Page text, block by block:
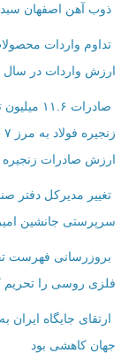
ذوب آهن اصفهان
تداوم واردات
ارزش واردات در سال ۲۰۲۳
ارزش صادرات زنجیره
تغییر مدیرکل دفتر
سرپرستی جانشین
بروزرسانی فهرست
فلزی روسی را
ارتقای جایگاه ایران
جهان کاهشی بود